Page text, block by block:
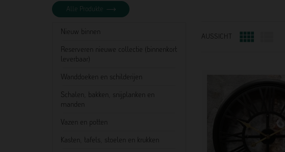
Alle Produkte
Nieuw binnen
Reserveren nieuwe collectie (binnenkort
leverbaar)
Wanddoeken en schilderijen
Schalen, bakken, snijplanken en
manden
Vazen en potten
Kasten, tafels, stoelen en krukken
AUSSICHT 